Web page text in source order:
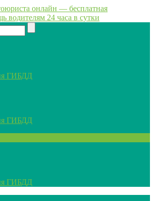
ГИБДД
ГИБДД
ГИБДД